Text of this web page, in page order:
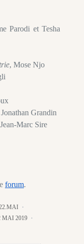
Parodi et Tesha
, Mose Njo
Jonathan Grandin
Marc Sire
forum.
MAI 2019